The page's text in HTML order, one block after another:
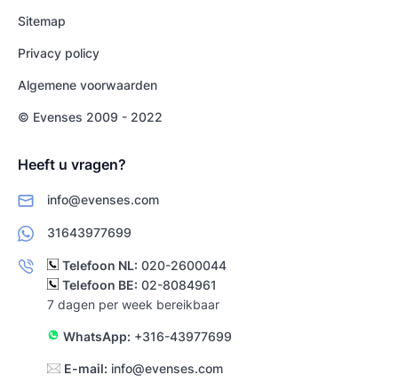
Sitemap
Privacy policy
Algemene voorwaarden
© Evenses 2009 - 2022
Heeft u vragen?
info@evenses.com
31643977699
Telefoon NL: 020-2600044
Telefoon BE: 02-8084961
7 dagen per week bereikbaar
WhatsApp: +316-43977699
E-mail: info@evenses.com